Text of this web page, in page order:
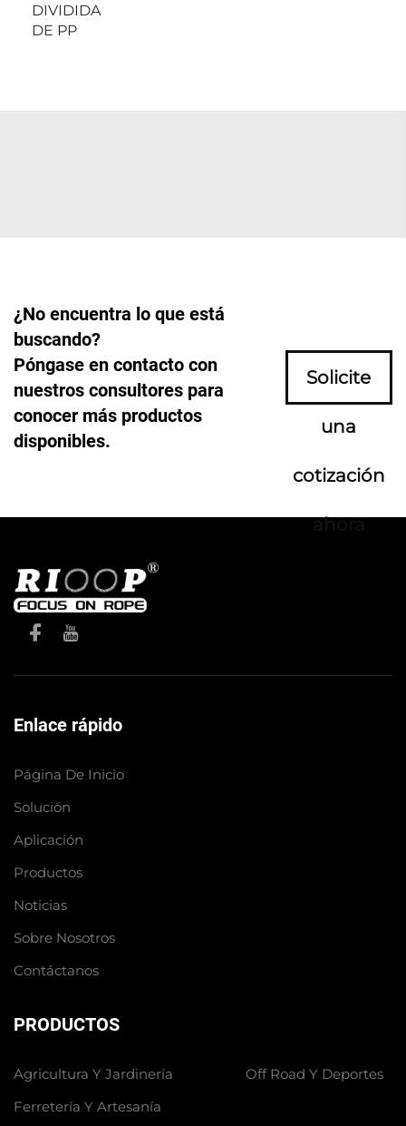
DIVIDIDA
DE PP
¿No encuentra lo que está
buscando?
Póngase en contacto con
nuestros consultores para
conocer más productos
disponibles.
Solicite
una
cotización
ahora
Enlace rápido
Página De Inicio
Solución
Aplicación
Productos
Noticias
Sobre Nosotros
Contáctanos
PRODUCTOS
Agricultura Y Jardinería
Ferretería Y Artesanía
Off Road Y Deportes